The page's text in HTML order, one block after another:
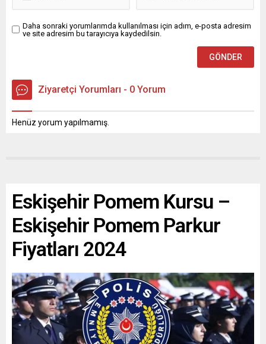
Daha sonraki yorumlarımda kullanılması için adım, e-posta adresim
ve site adresim bu tarayıcıya kaydedilsin.
Ziyaretçi Yorumları - 0 Yorum
Henüz yorum yapılmamış.
Eskişehir Pomem Kursu –
Eskişehir Pomem Parkur
Fiyatları 2024